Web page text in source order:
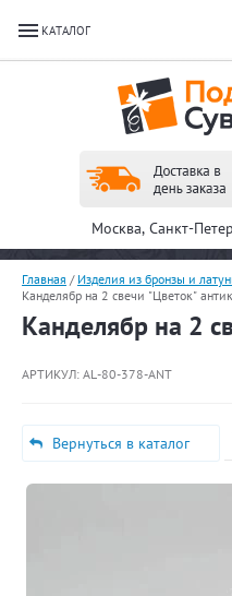
КАТАЛОГ
Москва, Санкт-
Главная / Изделия из бронзы и
Канделябр на 2 свечи "Цветок" антик
Канделябр на 2
АРТИКУЛ: AL-80-378-ANT
Вернуться в каталог